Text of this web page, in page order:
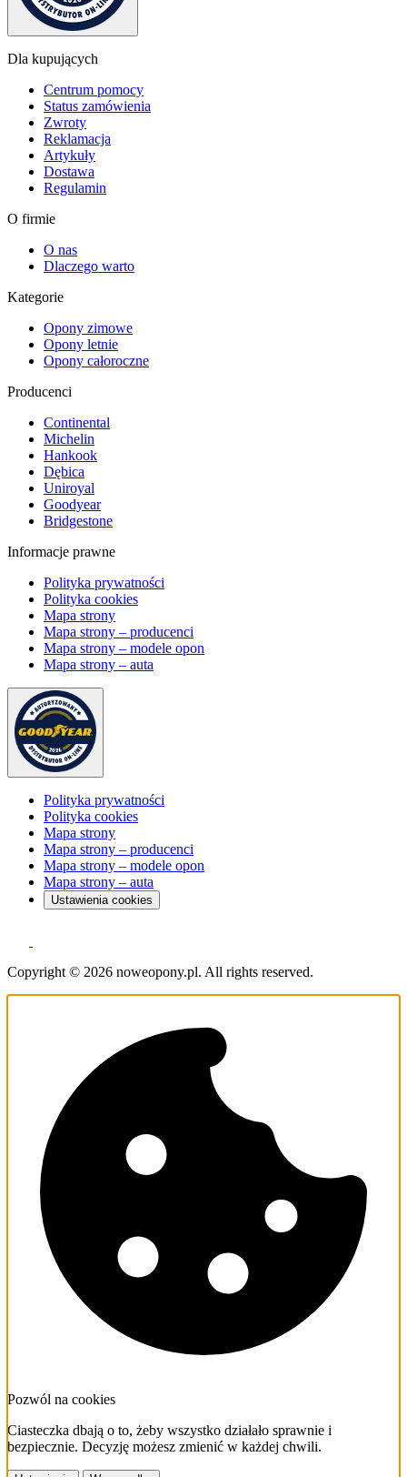
Dla kupujących
Centrum pomocy
Status zamówienia
Zwroty
Reklamacja
Artykuły
Dostawa
Regulamin
O firmie
O nas
Dlaczego warto
Kategorie
Opony zimowe
Opony letnie
Opony całoroczne
Producenci
Continental
Michelin
Hankook
Dębica
Uniroyal
Goodyear
Bridgestone
Informacje prawne
Polityka prywatności
Polityka cookies
Mapa strony
Mapa strony – producenci
Mapa strony – modele opon
Mapa strony – auta
Polityka prywatności
Polityka cookies
Mapa strony
Mapa strony – producenci
Mapa strony – modele opon
Mapa strony – auta
Ustawienia cookies
Copyright © 2026 noweopony.pl. All rights reserved.
Pozwól na cookies
Ciasteczka dbają o to, żeby wszystko działało sprawnie i
bezpiecznie. Decyzję możesz zmienić w każdej chwili.